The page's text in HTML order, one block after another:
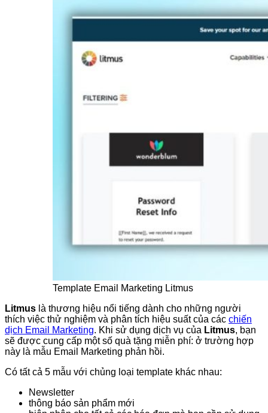
Template Email Marketing Litmus
Litmus là thương hiệu nổi tiếng dành cho những người
thích việc thử nghiệm và phân tích hiệu suất của các chiến
dịch Email Marketing. Khi sử dụng dịch vụ của Litmus, bạn
sẽ được cung cấp một số quà tặng miễn phí: ở trường hợp
này là mẫu Email Marketing phản hồi.
Có tất cả 5 mẫu với chủng loại template khác nhau:
Newsletter
thông báo sản phẩm mới